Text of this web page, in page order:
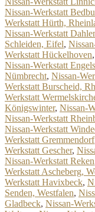
Nissan-Werkstatt
Werkstatt Hürth,
Nissan-Werkstatt
Schleiden, Eifel,
Werkstatt Hückelhoven,
Nissan-Werkstatt
Nümbrecht, Nissan-
Werkstatt Burscheid,
Werkstatt
Königswinter, Nissan-
Nissan-Werkstatt
Nissan-Werkstatt
Werkstatt Gremmendorf
Werkstatt Gescher,
Nissan-Werkstatt Reken
Werkstatt Ascheberg,
Werkstatt Havixbeck,
Senden, Westfalen,
Gladbeck, Nissan-